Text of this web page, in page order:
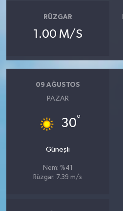
RÜZGAR
1.00 M/S
09 AĞUSTOS
PAZAR
30°
Güneşli
Nem: %41
Rüzgar: 7.39 m/s